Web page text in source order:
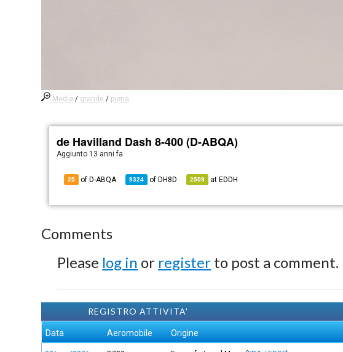
Media / grande / piena
de Havilland Dash 8-400 (D-ABQA)
Aggiunto 13 anni fa
25 of D-ABQA 9324 of DH8D 2509 at EDDH
Comments
Please log in or register to post a comment.
REGISTRO ATTIVITA'
Data Aeromobile Origine